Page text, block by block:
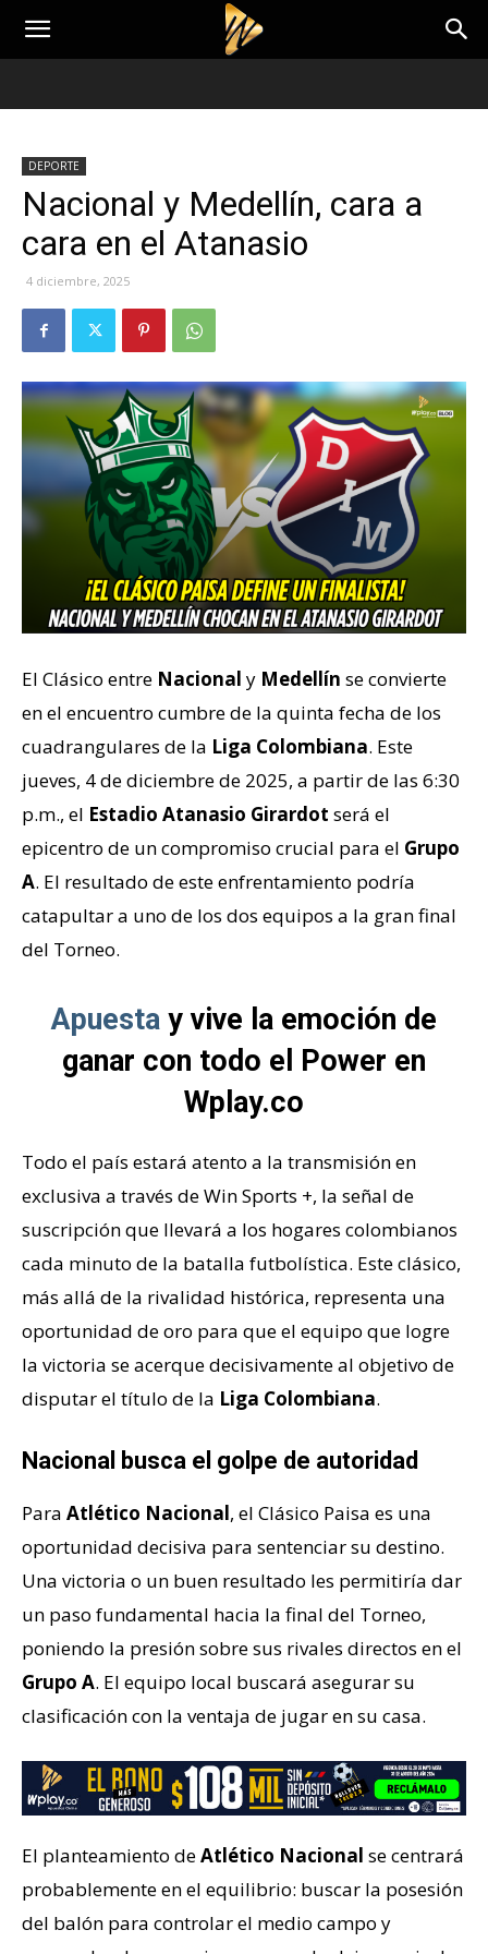
DEPORTE
Nacional y Medellín, cara a
cara en el Atanasio
4 diciembre, 2025
El Clásico entre Nacional y Medellín se convierte
en el encuentro cumbre de la quinta fecha de los
cuadrangulares de la Liga Colombiana. Este
jueves, 4 de diciembre de 2025, a partir de las 6:30
p.m., el Estadio Atanasio Girardot será el
epicentro de un compromiso crucial para el Grupo
A. El resultado de este enfrentamiento podría
catapultar a uno de los dos equipos a la gran final
del Torneo.
Apuesta y vive la emoción de
ganar con todo el Power en
Wplay.co
Todo el país estará atento a la transmisión en
exclusiva a través de Win Sports +, la señal de
suscripción que llevará a los hogares colombianos
cada minuto de la batalla futbolística. Este clásico,
más allá de la rivalidad histórica, representa una
oportunidad de oro para que el equipo que logre
la victoria se acerque decisivamente al objetivo de
disputar el título de la Liga Colombiana.
Nacional busca el golpe de autoridad
Para Atlético Nacional, el Clásico Paisa es una
oportunidad decisiva para sentenciar su destino.
Una victoria o un buen resultado les permitiría dar
un paso fundamental hacia la final del Torneo,
poniendo la presión sobre sus rivales directos en el
Grupo A. El equipo local buscará asegurar su
clasificación con la ventaja de jugar en su casa.
El planteamiento deAtlético Nacional se centrará
probablemente en el equilibrio: buscar la posesión
del balón para controlar el medio campo y